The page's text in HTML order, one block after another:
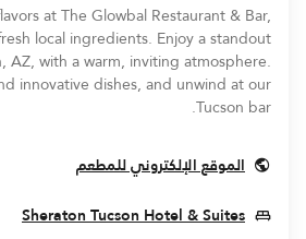
at The Glowbal Restaurant & Bar,
local ingredients. Enjoy a standout
AZ, with a warm, inviting atmosphere.
innovative dishes, and unwind at our
Tucson bar.
الموقع الإلكتروني للمطعمWindow
Sheraton Tucson Hotel & Suites